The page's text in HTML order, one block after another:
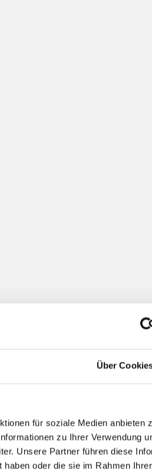
Über
für soziale Medien anbieten
zu Ihrer Verwendung
Unsere Partner führen diese
oder die sie im Rahmen